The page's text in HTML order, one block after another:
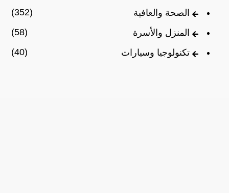
الصحة والعافية
(352)
المنزل والأسرة
(58)
تكنولوجيا وسيارات
(40)